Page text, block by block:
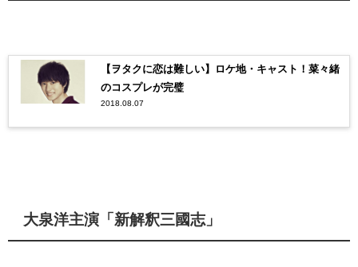
【ヲタクに恋は難しい】ロケ地・キャスト！菜々緒
のコスプレが完璧
2018.08.07
大泉洋主演「新解釈三國志」